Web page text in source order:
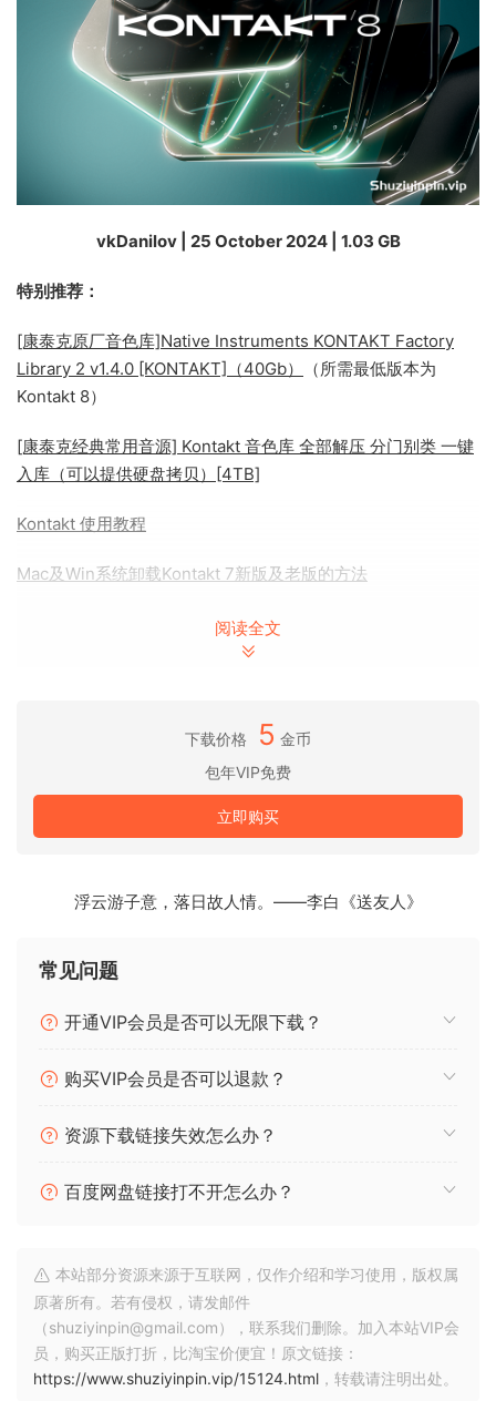
vkDanilov | 25 October 2024 | 1.03 GB
特别推荐：
[康泰克原厂音色库]Native Instruments KONTAKT Factory
Library 2 v1.4.0 [KONTAKT]（40Gb）
（所需最低版本为
Kontakt 8）
[康泰克经典常用音源] Kontakt 音色库 全部解压 分门别类 一键
入库（可以提供硬盘拷贝）[4TB]
Kontakt 使用教程
Mac及Win系统卸载Kontakt 7新版及老版的方法
[康泰克原厂音色库]Native Instruments Kontakt Factory
康泰克Kontakt标准和非标准音色分门别类一键入库及使用方法
借助 KONTAKT，您可以从采样乐器的世界中发出小军鼓、交
响乐团或其他任何声音。当您想要它时，它是一个简单的采样
因此您可以以任何您能想象到的方式分层、链接、拉伸和塑造
大量和弦进行，允许您通过按下一个键来演奏它们。同样，短
• 跳跃：允许您播放循环和单击，带有新效果和简化的界面，可
• 默认视图：侧边栏的新默认视图允许您将 MIDI 效果连接到乐
预设。
的合成功能。
• Komplete UI：开发人员助手，可快速创建高分辨率乐器的外
观和感觉，这些乐器不仅听起来很棒，而且看起来也很棒。
如何安装 Kontakt 8 PORTABLE。
阅读全文
下载价格 5 金币
包年VIP免费
立即购买
浮云游子意，落日故人情。——李白《送友人》
常见问题
开通VIP会员是否可以无限下载？
购买VIP会员是否可以退款？
资源下载链接失效怎么办？
百度网盘链接打不开怎么办？
本站部分资源来源于互联网，仅作介绍和学习使用，版权属
原著所有。若有侵权，请发邮件
（shuziyinpin@gmail.com），联系我们删除。加入本站VIP会
员，购买正版打折，比淘宝价便宜！原文链接：
https://www.shuziyinpin.vip/15124.html ，转载请注明出处。